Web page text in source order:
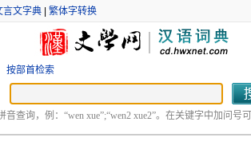
言文字典| 繁体字转换
按部首检索
音查询，例：“wen xue”;“wen2 xue2”。在关键字中加问号